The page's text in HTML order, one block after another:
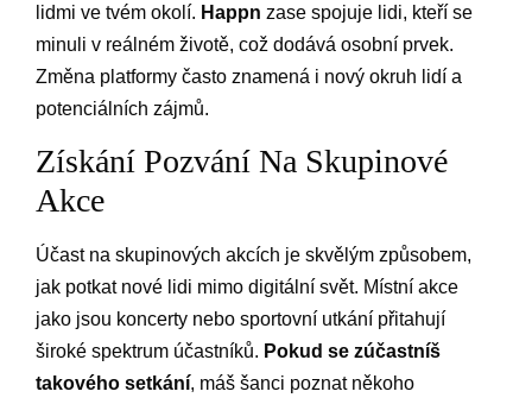
lidmi ve tvém okolí. Happn zase spojuje lidi, kteří se
minuli v reálném životě, což dodává osobní prvek.
Změna platformy často znamená i nový okruh lidí a
potenciálních zájmů.
Získání Pozvání Na Skupinové
Akce
Účast na skupinových akcích je skvělým způsobem,
jak potkat nové lidi mimo digitální svět. Místní akce
jako jsou koncerty nebo sportovní utkání přitahují
široké spektrum účastníků. Pokud se zúčastníš
takového setkání, máš šanci poznat někoho